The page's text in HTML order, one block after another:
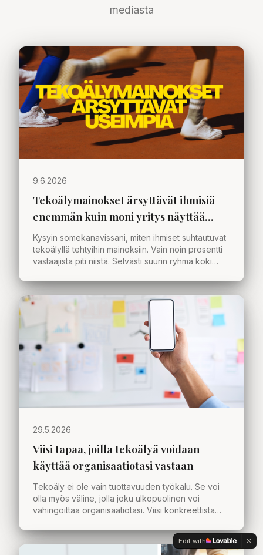
mediasta
9.6.2026
Tekoälymainokset ärsyttävät ihmisiä
enemmän kuin moni yritys näyttää
ymmärtävän
Kysyin somekanavissani, miten ihmiset suhtautuvat
tekoälyllä tehtyihin mainoksiin. Vain noin prosentti
vastaajista piti niistä. Selvästi suurin ryhmä koki
markkinoinnille?
29.5.2026
Viisi tapaa, joilla tekoälyä voidaan
käyttää organisaatiotasi vastaan
Tekoäly ei ole vain tuottavuuden työkalu. Se voi
olla myös väline, jolla joku ulkopuolinen voi
vahingoittaa organisaatiotasi. Viisi konkreettista
pohtia.
Edit with